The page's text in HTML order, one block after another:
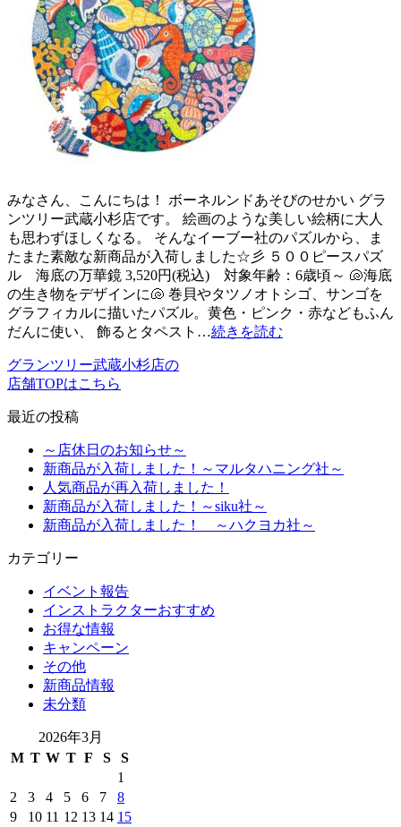
みなさん、こんにちは！ ボーネルンドあそびのせかい グラ
ンツリー武蔵小杉店です。 絵画のような美しい絵柄に大人
も思わずほしくなる。 そんなイーブー社のパズルから、ま
たまた素敵な新商品が入荷しました☆彡 ５００ピースパズ
ル 海底の万華鏡 3,520円(税込) 対象年齢：6歳頃～ 🐚海底
の生き物をデザインに🐚 巻貝やタツノオトシゴ、サンゴを
グラフィカルに描いたパズル。黄色・ピンク・赤などもふん
だんに使い、 飾るとタペスト…続きを読む
グランツリー武蔵小杉店の
店舗TOPはこちら
最近の投稿
～店休日のお知らせ～
新商品が入荷しました！～マルタハニング社～
人気商品が再入荷しました！
新商品が入荷しました！～siku社～
新商品が入荷しました！ ～ハクヨカ社～
カテゴリー
イベント報告
インストラクターおすすめ
お得な情報
キャンペーン
その他
新商品情報
未分類
2026年3月
M T W T F S
S
1
2
3 4 5 6 7
8
9
10 11 12 13 14 15